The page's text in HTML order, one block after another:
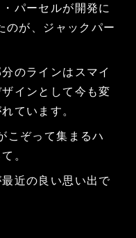
パーセルが開発に
のが、ジャックパー
のラインはスマイ
インとして今も変
ています。
こぞって集まるハ
。
近の良い思い出で